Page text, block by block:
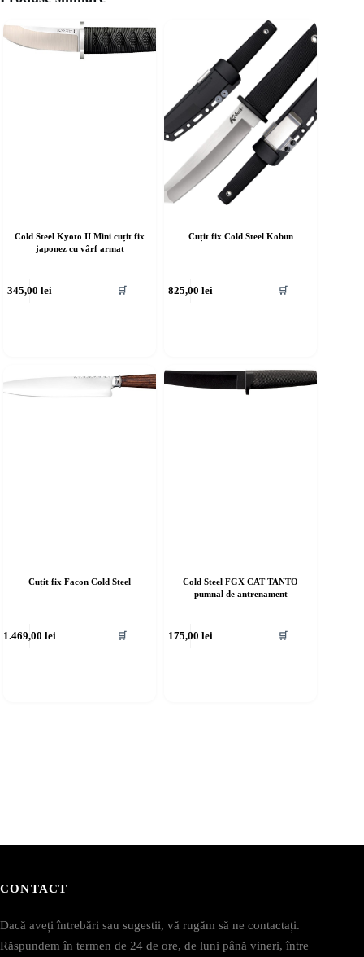
Cold Steel Kyoto II Mini cuțit fix
japonez cu vârf armat
345,00 lei 🛒
Cuțit fix Cold Steel Kobun
825,00 lei 🛒
Cuțit fix Facon Cold Steel
1.469,00 lei 🛒
Cold Steel FGX CAT TANTO
pumnal de antrenament
175,00 lei 🛒
CONTACT
Dacă aveți întrebări sau sugestii, vă rugăm să ne contactați.
Răspundem în termen de 24 de ore, de luni până vineri, între